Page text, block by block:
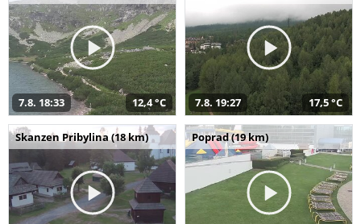
7.8. 18:33 12,4 °C 7.8. 19:27 17,5 °C
Skanzen Pribylina (18 km) Poprad (19 km)